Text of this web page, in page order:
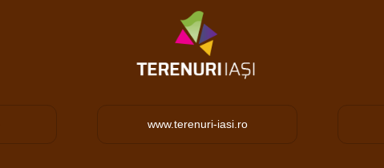
www.terenuri-iasi.ro